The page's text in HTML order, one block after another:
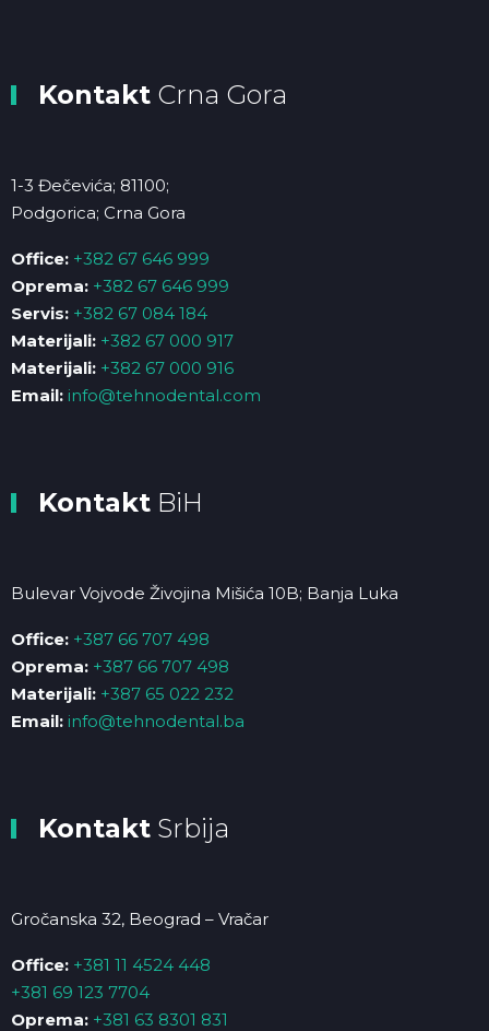
Kontakt Crna Gora
1-3 Đečevića; 81100;
Podgorica; Crna Gora
Office: +382 67 646 999
Oprema: +382 67 646 999
Servis: +382 67 084 184
Materijali: +382 67 000 917
Materijali: +382 67 000 916
Email: info@tehnodental.com
Kontakt BiH
Bulevar Vojvode Živojina Mišića 10B; Banja Luka
Office: +387 66 707 498
Oprema: +387 66 707 498
Materijali: +387 65 022 232
Email: info@tehnodental.ba
Kontakt Srbija
Gročanska 32, Beograd – Vračar
Office: +381 11 4524 448
+381 69 123 7704
Oprema: +381 63 8301 831